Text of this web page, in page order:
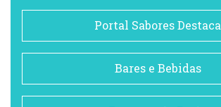
Portal Sabores Destaca
Bares e Bebidas